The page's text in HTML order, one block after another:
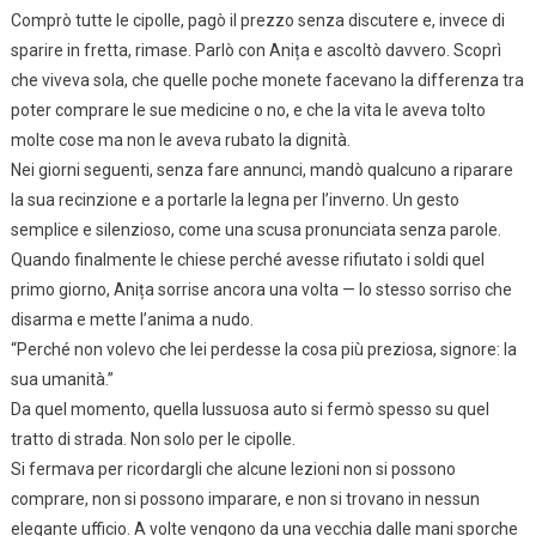
Comprò tutte le cipolle, pagò il prezzo senza discutere e, invece di
sparire in fretta, rimase. Parlò con Anița e ascoltò davvero. Scoprì
che viveva sola, che quelle poche monete facevano la differenza tra
poter comprare le sue medicine o no, e che la vita le aveva tolto
molte cose ma non le aveva rubato la dignità.
Nei giorni seguenti, senza fare annunci, mandò qualcuno a riparare
la sua recinzione e a portarle la legna per l’inverno. Un gesto
semplice e silenzioso, come una scusa pronunciata senza parole.
Quando finalmente le chiese perché avesse rifiutato i soldi quel
primo giorno, Anița sorrise ancora una volta — lo stesso sorriso che
disarma e mette l’anima a nudo.
“Perché non volevo che lei perdesse la cosa più preziosa, signore: la
sua umanità.”
Da quel momento, quella lussuosa auto si fermò spesso su quel
tratto di strada. Non solo per le cipolle.
Si fermava per ricordargli che alcune lezioni non si possono
comprare, non si possono imparare, e non si trovano in nessun
elegante ufficio. A volte vengono da una vecchia dalle mani sporche